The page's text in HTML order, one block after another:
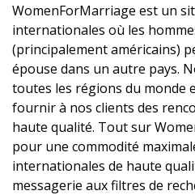
WomenForMarriage est un
internationales où les
(principalement américains)
épouse dans un autre pays.
toutes les régions du monde
fournir à nos clients des
haute qualité. Tout sur
pour une commodité
internationales de haute
messagerie aux filtres de